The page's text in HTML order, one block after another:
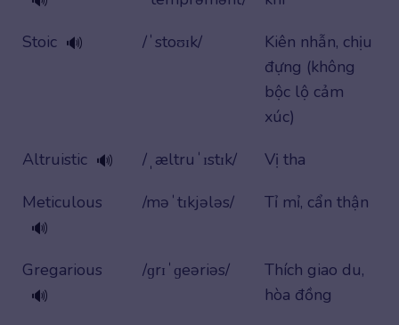
Stoic 🔊 /ˈstoʊɪk/
Kiên nhẫn, chịu
đựng (không
bộc lộ cảm
xúc)
Altruistic 🔊 /ˌæltruˈɪstɪk/
Vị tha
Meticulous
🔊
/məˈtɪkjələs/ Tỉ mỉ, cẩn thận
Gregarious
🔊
/ɡrɪˈɡeəriəs/
Thích giao du,
hòa đồng